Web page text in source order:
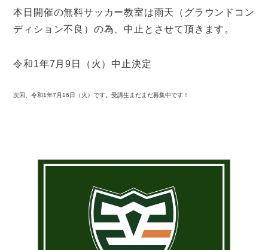
本日開催の無料サッカー教室は雨天（グラウンドコン
ディション不良）の為、中止とさせて頂きます。
令和1年7月9日（火）中止決定
次回、令和1年7月16日（火）です。受講生まだまだ募集中です！